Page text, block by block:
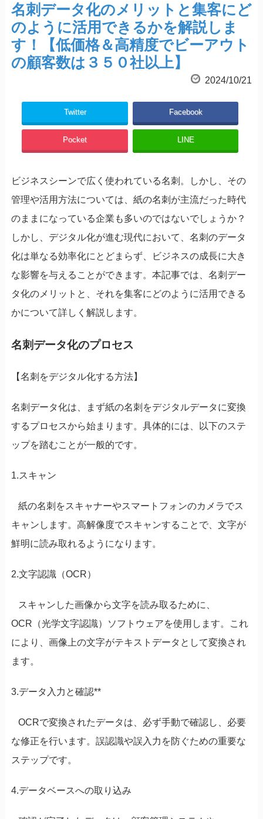
名刺データ化のメリットと集客にど
のように活用できるかを解説しま
す！【低価格＆高精度でビーアウト
の顧客数は３５０社以上】
2024/10/21
Twitter Facebook
Pocket LINE
ビジネスシーンで広く使われている名刺。しかし、その
管理や活用方法については、紙の名刺が主流だった時代
のままになっている企業も多いのではないでしょうか？
しかし、デジタル化が進む現代において、名刺のデータ
化は単なる効率化にとどまらず、ビジネスの成長に大き
な影響を与えることができます。本記事では、名刺デー
タ化のメリットと、それを集客にどのように活用できる
かについて詳しく解説します。
名刺データ化のプロセス
【名刺をデジタル化する方法】
名刺データ化は、まず紙の名刺をデジタルデータに変換
するプロセスから始まります。具体的には、以下のステ
ップを踏むことが一般的です。
1.スキャン
紙の名刺をスキャナーやスマートフォンのカメラでス
キャンします。高解像度でスキャンすることで、文字が
鮮明に読み取れるようになります。
2.文字認識（OCR）
スキャンした画像から文字を読み取るために、
OCR（光学文字認識）ソフトウェアを使用します。これ
により、画像上の文字がテキストデータとして変換され
ます。
3.データ入力と確認**
OCRで変換されたデータは、必ず手動で確認し、必要
な修正を行います。誤認識や誤入力を防ぐための重要な
ステップです。
4.データベースへの取り込み